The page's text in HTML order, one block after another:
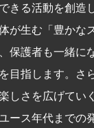
きる活動を創造
が生む「豊かな
保護者も一緒に
目指します。さ
しさを広げてい
ース年代までの